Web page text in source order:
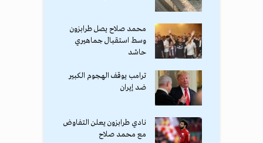
محمد صلاح يصل طرابزون
وسط استقبال جماهيري
حاشد
ترامب يوقف الهجوم الكبير
ضد إيران
نادي طرابزون يعلن التفاوض
مع محمد صلاح